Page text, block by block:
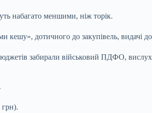
набагато меншими, ніж торік.
дотичного до закупівель, видачі
бюджетів забирали військовий ПДФО,
грн).